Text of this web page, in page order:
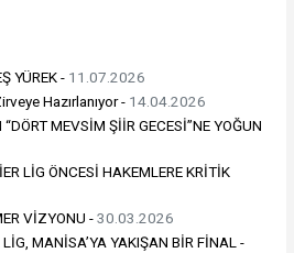
YÜREK - 11.07.2026
Hazırlanıyor - 14.04.2026
MEVSİM ŞİİR GECESİ”NE YOĞUN
LİG ÖNCESİ HAKEMLERE KRİTİK
VİZYONU -30.03.2026
MANİSA’YA YAKIŞAN BİR FİNAL -